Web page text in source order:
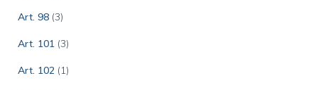
Art. 98 (3)
Art. 101 (3)
Art. 102 (1)